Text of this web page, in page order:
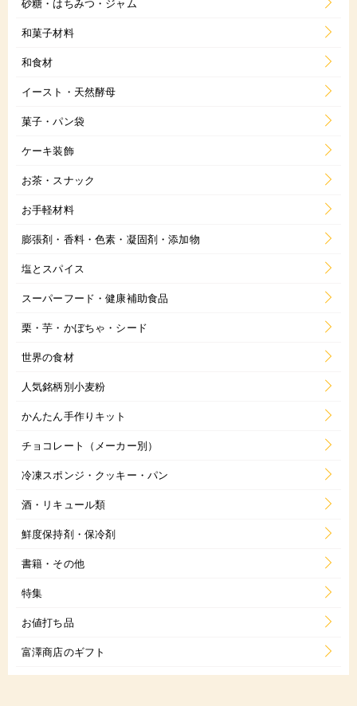
和菓子材料
和食材
イースト・天然酵母
菓子・パン袋
ケーキ装飾
お茶・スナック
お手軽材料
膨張剤・香料・色素・凝固剤・添加物
塩とスパイス
スーパーフード・健康補助食品
栗・芋・かぼちゃ・シード
世界の食材
人気銘柄別小麦粉
かんたん手作りキット
チョコレート（メーカー別）
冷凍スポンジ・クッキー・パン
酒・リキュール類
鮮度保持剤・保冷剤
書籍・その他
特集
お値打ち品
富澤商店のギフト